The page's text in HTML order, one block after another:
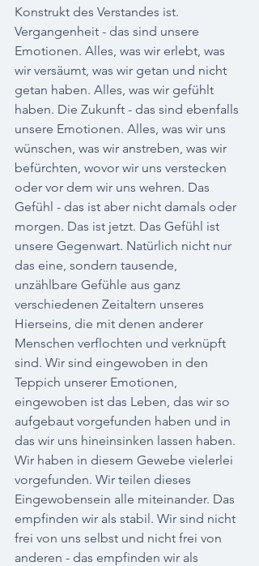
Konstrukt des Verstandes ist.
Vergangenheit - das sind unsere
Emotionen. Alles, was wir erlebt, was
wir versäumt, was wir getan und nicht
getan haben. Alles, was wir gefühlt
haben. Die Zukunft - das sind ebenfalls
unsere Emotionen. Alles, was wir uns
wünschen, was wir anstreben, was wir
befürchten, wovor wir uns verstecken
oder vor dem wir uns wehren. Das
Gefühl - das ist aber nicht damals oder
morgen. Das ist jetzt. Das Gefühl ist
unsere Gegenwart. Natürlich nicht nur
das eine, sondern tausende,
unzählbare Gefühle aus ganz
verschiedenen Zeitaltern unseres
Hierseins, die mit denen anderer
Menschen verflochten und verknüpft
sind. Wir sind eingewoben in den
Teppich unserer Emotionen,
eingewoben ist das Leben, das wir so
aufgebaut vorgefunden haben und in
das wir uns hineinsinken lassen haben.
Wir haben in diesem Gewebe vielerlei
vorgefunden. Wir teilen dieses
Eingewobensein alle miteinander. Das
empfinden wir als stabil. Wir sind nicht
frei von uns selbst und nicht frei von
anderen - das empfinden wir als